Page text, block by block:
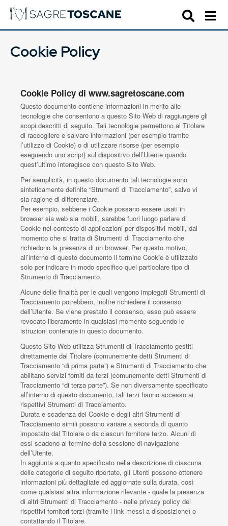
Cookie Policy
Cookie Policy di www.sagretoscane.com
Questo documento contiene informazioni in merito alle
tecnologie che consentono a questo Sito Web di raggiungere gli
scopi descritti di seguito. Tali tecnologie permettono al Titolare
di raccogliere e salvare informazioni (per esempio tramite
l’utilizzo di Cookie) o di utilizzare risorse (per esempio
eseguendo uno script) sul dispositivo dell’Utente quando
quest’ultimo interagisce con questo Sito Web.
Per semplicità, in questo documento tali tecnologie sono
sinteticamente definite “Strumenti di Tracciamento”, salvo vi
sia ragione di differenziare.
Per esempio, sebbene i Cookie possano essere usati in
browser sia web sia mobili, sarebbe fuori luogo parlare di
Cookie nel contesto di applicazioni per dispositivi mobili, dal
momento che si tratta di Strumenti di Tracciamento che
richiedono la presenza di un browser. Per questo motivo,
all’interno di questo documento il termine Cookie è utilizzato
solo per indicare in modo specifico quel particolare tipo di
Strumento di Tracciamento.
Alcune delle finalità per le quali vengono impiegati Strumenti di
Tracciamento potrebbero, inoltre richiedere il consenso
dell’Utente. Se viene prestato il consenso, esso può essere
revocato liberamente in qualsiasi momento seguendo le
istruzioni contenute in questo documento.
Questo Sito Web utilizza Strumenti di Tracciamento gestiti
direttamente dal Titolare (comunemente detti Strumenti di
Tracciamento “di prima parte”) e Strumenti di Tracciamento che
abilitano servizi forniti da terzi (comunemente detti Strumenti di
Tracciamento “di terza parte”). Se non diversamente specificato
all’interno di questo documento, tali terzi hanno accesso ai
rispettivi Strumenti di Tracciamento.
Durata e scadenza dei Cookie e degli altri Strumenti di
Tracciamento simili possono variare a seconda di quanto
impostato dal Titolare o da ciascun fornitore terzo. Alcuni di
essi scadono al termine della sessione di navigazione
dell’Utente.
In aggiunta a quanto specificato nella descrizione di ciascuna
delle categorie di seguito riportate, gli Utenti possono ottenere
informazioni più dettagliate ed aggiornate sulla durata, così
come qualsiasi altra informazione rilevante - quale la presenza
di altri Strumenti di Tracciamento - nelle privacy policy dei
rispettivi fornitori terzi (tramite i link messi a disposizione) o
contattando il Titolare.